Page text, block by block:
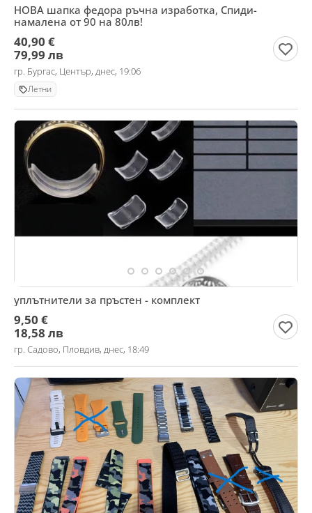
НОВА шапка федора ръчна изработка, Спиди-
намалена от 90 на 80лв!
40,90 €
79,99 лв
гр. Бургас, Център, днес, 19:06
Летни
уплътнители за пръстен - комплект
9,50 €
18,58 лв
гр. Садово, Пловдив, днес, 18:49